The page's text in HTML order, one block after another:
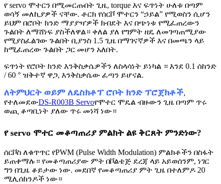
የ servo ሞተርን በሚመርጡበት ጊዜ, torque እና ፍጥነት ሁለቱ በጣም
ወሳኝ መለኪያዎች ናቸው. ቶርክ የሰርቮ ሞተርን “ኃይል” የሚወስን ሲሆን
ይህም በሮቦት ክንድ ማያያዣዎች ክብደት እና በጭነቱ የሚፈጠረውን
ጉልበት ለማሸነፍ ያስችለዋል። ቀለል ያለ የግምት ዘዴ ለመገጣጠሚያው
የሚያስፈልገው ጉልበት ቢያንስ 1.5 ጊዜ በማገናኛዎች እና በመጫን ላይ
ከሚፈጠረው ጉልበት ጋር መሆን አለበት.
ፍጥነት የሮቦት ክንድ እንቅስቃሴዎችን ለስላሳነት ይነካል ። እንደ 0.1 ሰከንድ
/ 60 ° ዝቅተኛ ዋጋ, እንቅስቃሴው ፈጣን ይሆናል.
ለትምህርት ወይም ለዴስክቶፕ ሮቦት ክንድ ፕሮጀክቶች,
የተለመደውDS-R003B Servoየሞተር ሞዴል ብዙውን ጊዜ በጣም ጥሩ
ወጪ ቆጣቢነት ያለው ጥሩ መነሻ ነው።
የ servo ሞተር መቆጣጠሪያ ምልክት ልዩ ቅርጸት ምንድነው?
ሰርቮስ ለቁጥጥር የPWM (Pulse Width Modulation) ምልክቶችን በስፋት
ይጠቀማሉ። የመቆጣጠሪያው ምት በቮልቴጅ ደረጃ ላይ አይወሰንም, ነገር
ግን በጊዜ ቆይታው ነው. መደበኛ የመቆጣጠሪያ ምት ጊዜ በተለምዶ 20
ሚሊሰከንዶች ነው።